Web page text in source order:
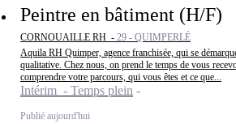
Peintre en bâtiment (H/F)
CORNOUAILLE RH - 29 - QUIMPERLÉ
Aquila RH Quimper, agence franchisée, qui se
qualitative. Chez nous, on prend le temps de vous
comprendre votre parcours, qui vous êtes et ce que...
Intérim - Temps plein
Publié aujourd'hui